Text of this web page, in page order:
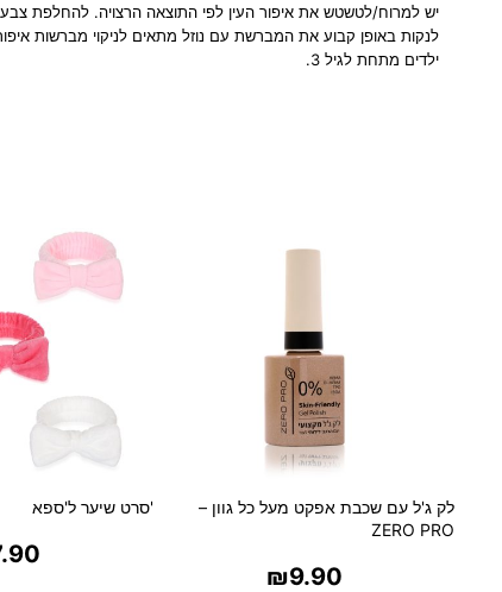
יש למרוח/לטשטש את איפור העין לפי התוצאה הרצויה. להחלפת צבע
לנקות באופן קבוע את המברשת עם נוזל מתאים לניקוי מברשות
ילדים מתחת לגיל 3.
לק ג'ל עם שכבת אפקט מעל כל גוון –
ZERO PRO
₪9.90
'סרט שיער ל'ספא